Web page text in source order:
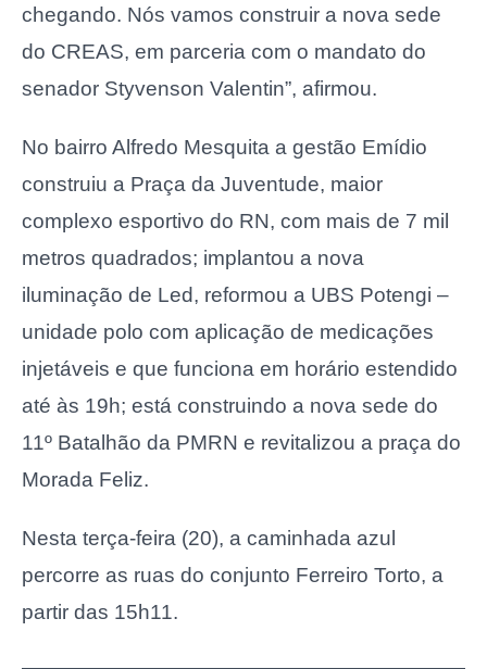
chegando. Nós vamos construir a nova sede
do CREAS, em parceria com o mandato do
senador Styvenson Valentin”, afirmou.
No bairro Alfredo Mesquita a gestão Emídio
construiu a Praça da Juventude, maior
complexo esportivo do RN, com mais de 7 mil
metros quadrados; implantou a nova
iluminação de Led, reformou a UBS Potengi –
unidade polo com aplicação de medicações
injetáveis e que funciona em horário estendido
até às 19h; está construindo a nova sede do
11º Batalhão da PMRN e revitalizou a praça do
Morada Feliz.
Nesta terça-feira (20), a caminhada azul
percorre as ruas do conjunto Ferreiro Torto, a
partir das 15h11.